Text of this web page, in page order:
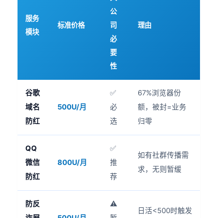
服务
模块
标准价格
公
司
必
要
性
理由
谷歌
域名
防红
500U/月
✅
必
选
67%浏览器份
额，被封=业务
归零
QQ
微信
防红
800U/月
✅
推
荐
如有社群传播需
求，无则暂缓
防反
⚠️
日活<500时触发